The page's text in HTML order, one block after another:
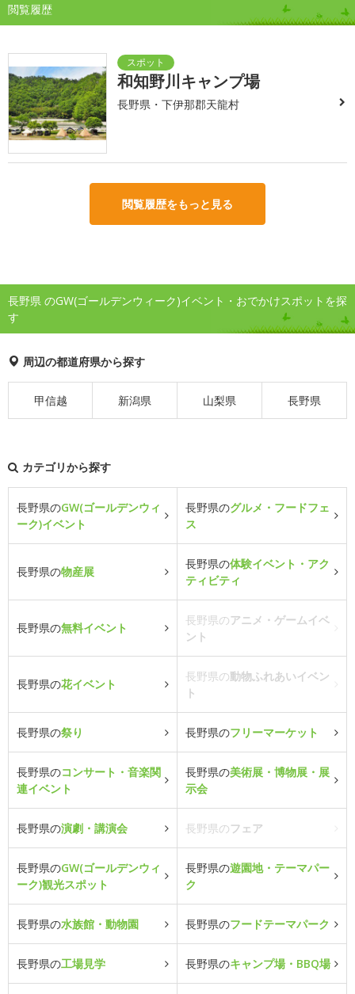
閲覧履歴
和知野川キャンプ場
長野県・下伊那郡天龍村
閲覧履歴をもっと見る
長野県 のGW(ゴールデンウィーク)イベント・おでかけスポットを探
す
周辺の都道府県から探す
甲信越 新潟県 山梨県 長野県
カテゴリから探す
長野県のGW(ゴールデンウィ
ーク)イベント
長野県のグルメ・フードフェ
ス
長野県の物産展
長野県の体験イベント・アク
ティビティ
長野県の無料イベント
長野県のアニメ・ゲームイベ
ント
長野県の花イベント
長野県の動物ふれあいイベン
ト
長野県の祭り 長野県のフリーマーケット
長野県のコンサート・音楽関
連イベント
長野県の美術展・博物展・展
示会
長野県の演劇・講演会 長野県のフェア
長野県のGW(ゴールデンウィ
ーク)観光スポット
長野県の遊園地・テーマパー
ク
長野県の水族館・動物園 長野県のフードテーマパーク
長野県の工場見学 長野県のキャンプ場・BBQ場